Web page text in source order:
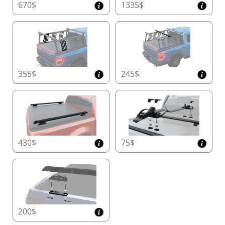
Design Compact du Conteneur pour un Gain
d'Espace
Maximisez la capacité de votre benne avec les
dimensions compactes leaders sur le marché du
Tessera Roll+ :
• Double Cabine : 20 cm x 23 cm (H x L)
• Cabine Simple/Spacieuse et Modèles
Américains : 26 cm x 30 cm (H x L)
Ce design innovant offre plus d'espace de
chargement utilisable sans compromettre la
durabilité.
Couvercle de Conteneur avec Accès Facile
Effectuez facilement l'entretien grâce au
couvercle de conteneur spécialement conçu,
offrant un accès rapide et sans effort au Tessera
Roll+, garantissant un fonctionnement fluide et
une longue durée de vie.
Rails Latéraux de Précision Fabriqués à la Main
Construit avec des rails latéraux de précision de
670$ 1335$
355$ 245$
430$ 75$
200$